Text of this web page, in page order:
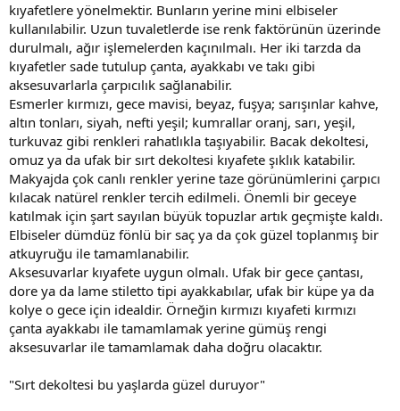
kıyafetlere yönelmektir. Bunların yerine mini elbiseler
kullanılabilir. Uzun tuvaletlerde ise renk faktörünün üzerinde
durulmalı, ağır işlemelerden kaçınılmalı. Her iki tarzda da
kıyafetler sade tutulup çanta, ayakkabı ve takı gibi
aksesuvarlarla çarpıcılık sağlanabilir.
Esmerler kırmızı, gece mavisi, beyaz, fuşya; sarışınlar kahve,
altın tonları, siyah, nefti yeşil; kumrallar oranj, sarı, yeşil,
turkuvaz gibi renkleri rahatlıkla taşıyabilir. Bacak dekoltesi,
omuz ya da ufak bir sırt dekoltesi kıyafete şıklık katabilir.
Makyajda çok canlı renkler yerine taze görünümlerini çarpıcı
kılacak natürel renkler tercih edilmeli. Önemli bir geceye
katılmak için şart sayılan büyük topuzlar artık geçmişte kaldı.
Elbiseler dümdüz fönlü bir saç ya da çok güzel toplanmış bir
atkuyruğu ile tamamlanabilir.
Aksesuvarlar kıyafete uygun olmalı. Ufak bir gece çantası,
dore ya da lame stiletto tipi ayakkabılar, ufak bir küpe ya da
kolye o gece için idealdir. Örneğin kırmızı kıyafeti kırmızı
çanta ayakkabı ile tamamlamak yerine gümüş rengi
aksesuvarlar ile tamamlamak daha doğru olacaktır.
"Sırt dekoltesi bu yaşlarda güzel duruyor"